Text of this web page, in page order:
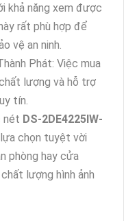
khả năng xem được
rất phù hợp để
vệ an ninh.
Phát: Việc mua
lượng và hỗ trợ
tín.
nét DS-2DE4225IW-
chọn tuyệt vời
phòng hay cửa
lượng hình ảnh